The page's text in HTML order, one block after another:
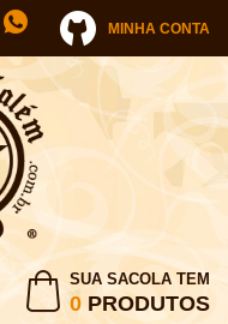
MINHA CONTA
SUA SACOLA TEM
0 PRODUTOS